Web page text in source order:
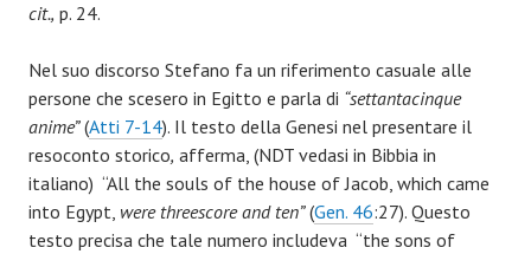
cit., p. 24.
Nel suo discorso Stefano fa un riferimento casuale alle
persone che scesero in Egitto e parla di “settantacinque
anime”(Atti 7-14). Il testo della Genesi nel presentare il
resoconto storico, afferma, (NDT vedasi in Bibbia in
italiano) “All the souls of the house of Jacob, which came
into Egypt, were threescore and ten”(Gen. 46:27). Questo
testo precisa che tale numero includeva “the sons of